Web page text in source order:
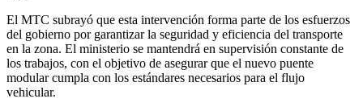
El MTC subrayó que esta intervención forma parte de los esfuerzos
del gobierno por garantizar la seguridad y eficiencia del transporte
en la zona. El ministerio se mantendrá en supervisión constante de
los trabajos, con el objetivo de asegurar que el nuevo puente
modular cumpla con los estándares necesarios para el flujo
vehicular.